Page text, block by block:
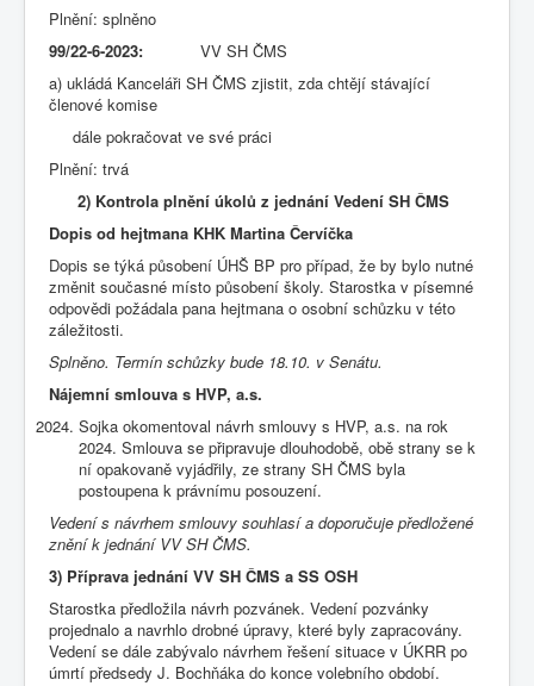
Plnění: splněno
99/22-6-2023: VV SH ČMS
a) ukládá Kanceláři SH ČMS zjistit, zda chtějí stávající
členové komise
dále pokračovat ve své práci
Plnění: trvá
2) Kontrola plnění úkolů z jednání Vedení SH ČMS
Dopis od hejtmana KHK Martina Červíčka
Dopis se týká působení ÚHŠ BP pro případ, že by bylo nutné
změnit současné místo působení školy. Starostka v písemné
odpovědi požádala pana hejtmana o osobní schůzku v této
záležitosti.
Splněno. Termín schůzky bude 18.10. v Senátu.
Nájemní smlouva s HVP, a.s.
Sojka okomentoval návrh smlouvy s HVP, a.s. na rok
2024. Smlouva se připravuje dlouhodobě, obě strany se k
ní opakovaně vyjádřily, ze strany SH ČMS byla
postoupena k právnímu posouzení.
Vedení s návrhem smlouvy souhlasí a doporučuje předložené
znění k jednání VV SH ČMS.
3) Příprava jednání VV SH ČMS a SS OSH
Starostka předložila návrh pozvánek. Vedení pozvánky
projednalo a navrhlo drobné úpravy, které byly zapracovány.
Vedení se dále zabývalo návrhem řešení situace v ÚKRR po
úmrtí předsedy J. Bochňáka do konce volebního období.